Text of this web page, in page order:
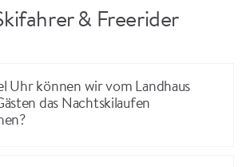
& Freerider
Uhr können wir vom Landhaus
das Nachtskilaufen